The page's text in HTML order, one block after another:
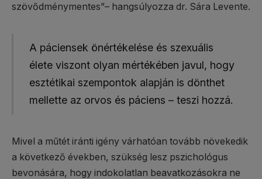
szövődménymentes”– hangsúlyozza dr. Sára Levente.
A páciensek önértékelése és szexuális
élete viszont olyan mértékében javul, hogy
esztétikai szempontok alapján is dönthet
mellette az orvos és páciens – teszi hozzá.
Mivel a műtét iránti igény várhatóan tovább növekedik
a következő években, szükség lesz pszichológus
bevonására, hogy indokolatlan beavatkozásokra ne